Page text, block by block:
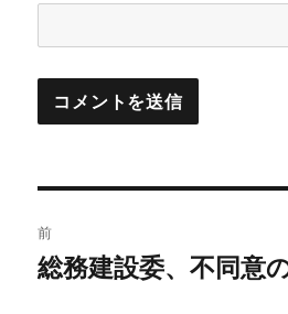
稿
前
前
総務建設委、不同意